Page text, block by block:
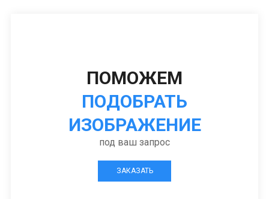
ПОМОЖЕМ
ПОДОБРАТЬ
ИЗОБРАЖЕНИЕ
под ваш запрос
ЗАКАЗАТЬ